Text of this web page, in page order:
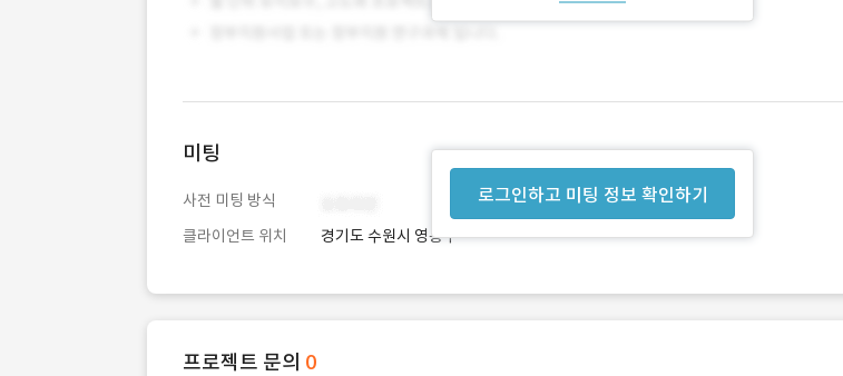
로그인하고 미팅 정보 확인하기
미팅
사전 미팅 방식
클라이언트 위치
경기도 수원시 영통구
프로젝트 문의 0